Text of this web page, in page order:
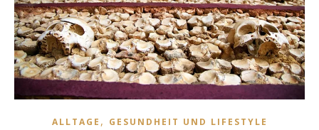
ALLTAGE , GESUNDHEIT UND LIFESTYLE